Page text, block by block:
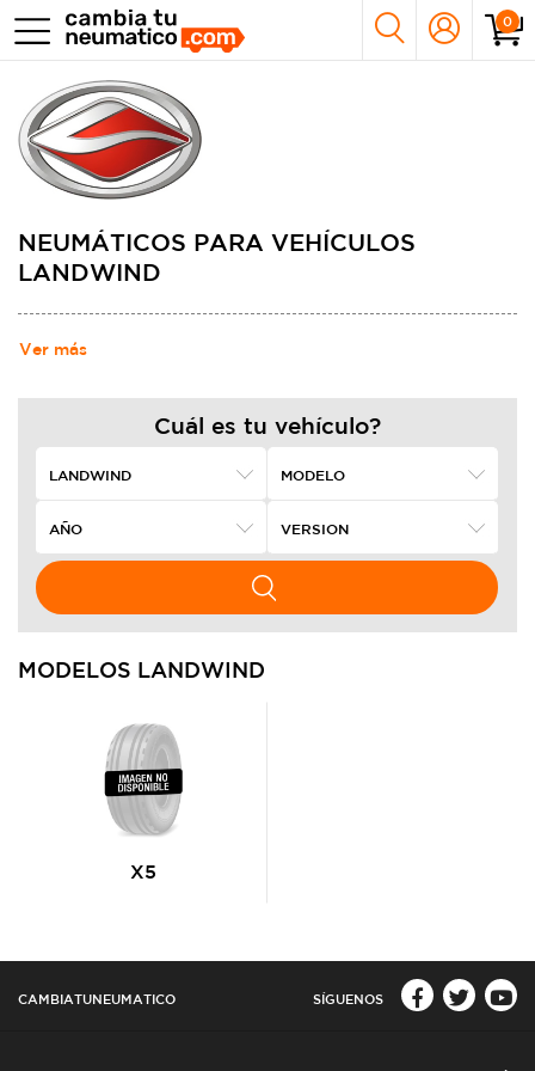
0
NEUMÁTICOS PARA VEHÍCULOS
LANDWIND
Ver más
Cuál es tu vehículo?
MODELOS LANDWIND
X5
CAMBIATUNEUMATICO SÍGUENOS